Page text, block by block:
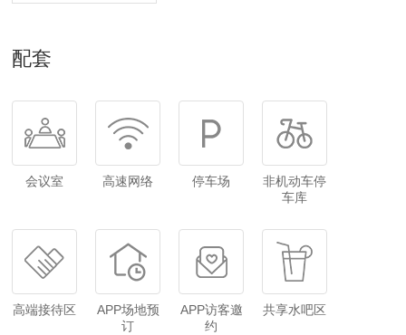
配套
会议室 高速网络 停车场
非机动车停
车库
高端接待区
APP场地预
订
APP访客邀
约
共享水吧区